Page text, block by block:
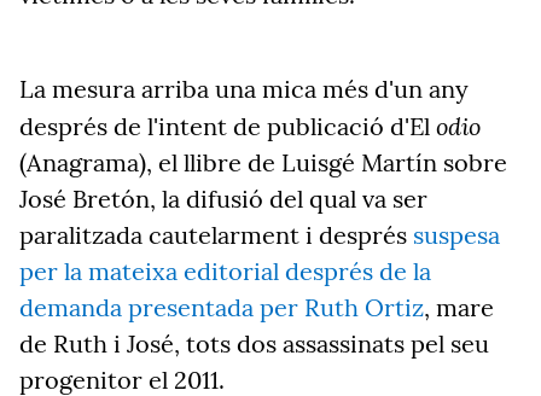
La mesura arriba una mica més d'un any
després de l'intent de publicació d'El odio
(Anagrama), el llibre de Luisgé Martín sobre
José Bretón, la difusió del qual va ser
paralitzada cautelarment i després suspesa
per la mateixa editorial després de la
demanda presentada per Ruth Ortiz, mare
de Ruth i José, tots dos assassinats pel seu
progenitor el 2011.